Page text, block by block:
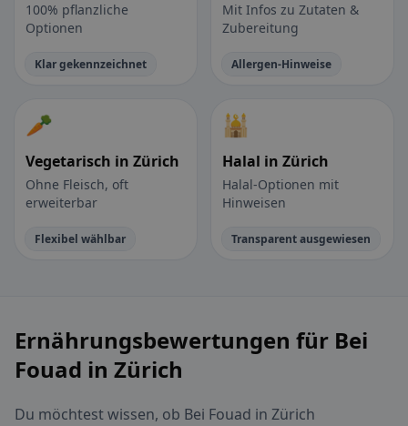
100% pflanzliche
Optionen
Klar gekennzeichnet
Mit Infos zu Zutaten &
Zubereitung
Allergen-Hinweise
🥕
Vegetarisch in Zürich
Ohne Fleisch, oft
erweiterbar
Flexibel wählbar
🕌
Halal in Zürich
Halal-Optionen mit
Hinweisen
Transparent ausgewiesen
Ernährungsbewertungen für Bei
Fouad in Zürich
Du möchtest wissen, ob Bei Fouad in Zürich